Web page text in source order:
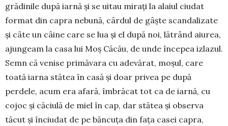
grădinile după iarnă și se uitau mirați la alaiul ciudat
format din capra nebună, cârdul de gâște scandalizate
și câte un câi­ne care se lua și el după noi, lătrând aiu­rea,
ajungeam la casa lui Moș Că­cău, de unde înce­pea izlazul.
Semn că venise primăvara cu adevărat, moșul, care
toată iarna stătea în casă și doar privea pe după
perdele, acum era afară, îm­bră­cat tot ca de iarnă, cu
cojoc și căciulă de miel în cap, dar stătea și observa
tăcut și înciudat de pe băncuța din fața casei capra,